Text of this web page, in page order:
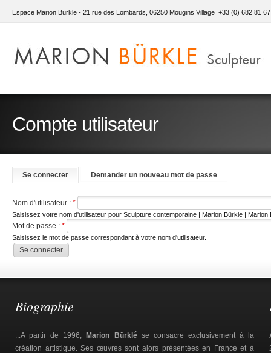
Espace Marion Bürkle - 21 rue des Lombards, 06250 Mougins Village +33 (0) 682 81
Compte utilisateur
Se connecter Demander un nouveau mot de passe
Nom d'utilisateur : *
Saisissez votre nom d'utilisateur pour Sculpture contemporaine | Marion Bürkle | Marion
Mot de passe : *
Saisissez le mot de passe correspondant à votre nom d'utilisateur.
Biographie
...A partir de 1996,Marion Bürklése consacre exclusivement à la
création artistique. Ses œuvres sont alors présentées en France et à